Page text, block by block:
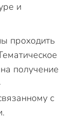
и
проходить
получение
с